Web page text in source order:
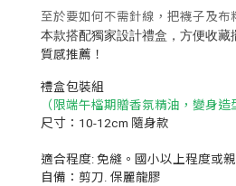
至於要如何不需針線，把襪子及
本款搭配獨家設計禮盒，方便收藏
質感推薦！
禮盒包裝組
（限端午檔期贈香氛精油，變身
尺寸：10-12cm 隨身款
適合程度: 免縫。國小以上程度或
自備：剪刀. 保麗龍膠